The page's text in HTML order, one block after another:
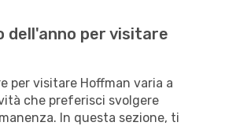
dell'anno per visitare
per visitare Hoffman varia a
che preferisci svolgere
In questa sezione, ti